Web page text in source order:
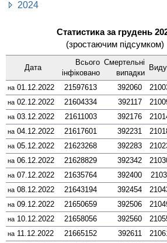
2024
Статистика за грудень
(зростаючим підсумком)
Дата
Всього
інфі­ковано
Смер­тельні
випадки
на 01.12.2022 21597613 392060
на 02.12.2022 21604334 392117
на 03.12.2022 21611003 392176
на 04.12.2022 21617601 392231
на 05.12.2022 21623268 392283
на 06.12.2022 21628829 392342
на 07.12.2022 21635764 392400
на 08.12.2022 21643194 392454
на 09.12.2022 21650659 392506
на 10.12.2022 21658056 392560
на 11.12.2022 21665152 392611